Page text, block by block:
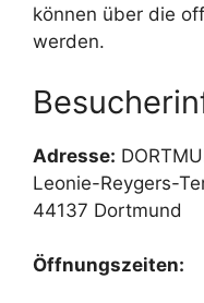
können über die
werden.
Adresse:
Leonie-Reygers-
44137 Dortmund
Öffnungszeiten: